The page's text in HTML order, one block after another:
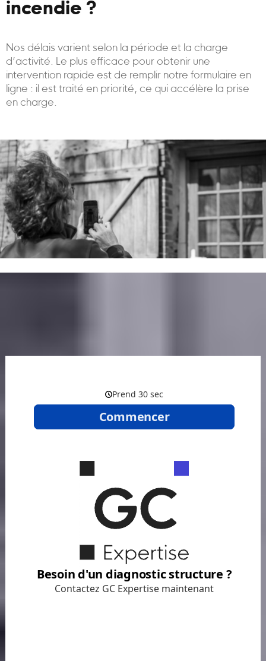
incendie ?
Nos délais varient selon la période et la charge
d’activité. Le plus efficace pour obtenir une
intervention rapide est de remplir notre formulaire en
ligne : il est traité en priorité, ce qui accélère la prise
en charge.